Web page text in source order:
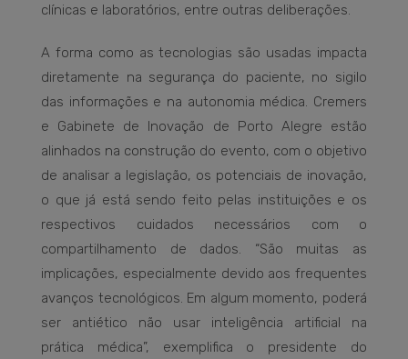
clínicas e laboratórios, entre outras deliberações.
A forma como as tecnologias são usadas impacta
diretamente na segurança do paciente, no sigilo
das informações e na autonomia médica. Cremers
e Gabinete de Inovação de Porto Alegre estão
alinhados na construção do evento, com o objetivo
de analisar a legislação, os potenciais de inovação,
o que já está sendo feito pelas instituições e os
respectivos cuidados necessários com o
compartilhamento de dados. “São muitas as
implicações, especialmente devido aos frequentes
avanços tecnológicos. Em algum momento, poderá
ser antiético não usar inteligência artificial na
prática médica”, exemplifica o presidente do